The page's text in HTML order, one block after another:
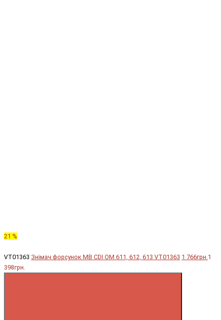
21 %
VT01363 Знімач форсунок MB CDI OM 611, 612, 613 VT01363 1 766грн.1
398грн.